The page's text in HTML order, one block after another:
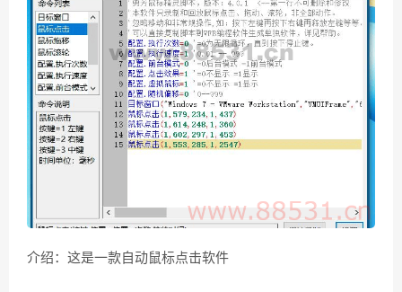
介绍：这是一款自动鼠标点击软件